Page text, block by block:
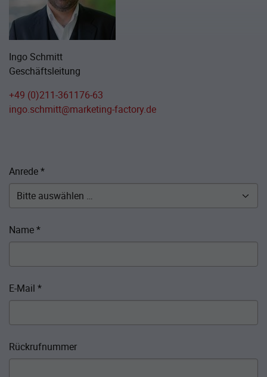
Ingo Schmitt
Geschäftsleitung
+49 (0)211-361176-63
ingo.schmitt@marketing-factory.de
Anrede*
Name*
E-Mail *
Rückrufnummer